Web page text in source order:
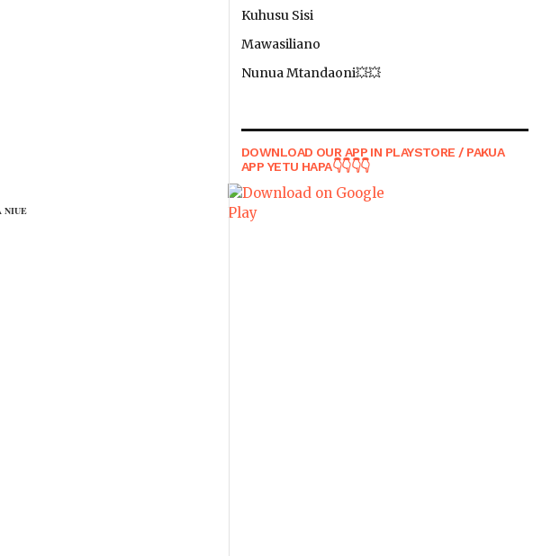
NIUE
Kuhusu Sisi
Mawasiliano
Nunua Mtandaoni💥💥
DOWNLOAD OUR APP IN PLAYSTORE / PAKUA
APP YETU HAPA👇👇👇👇